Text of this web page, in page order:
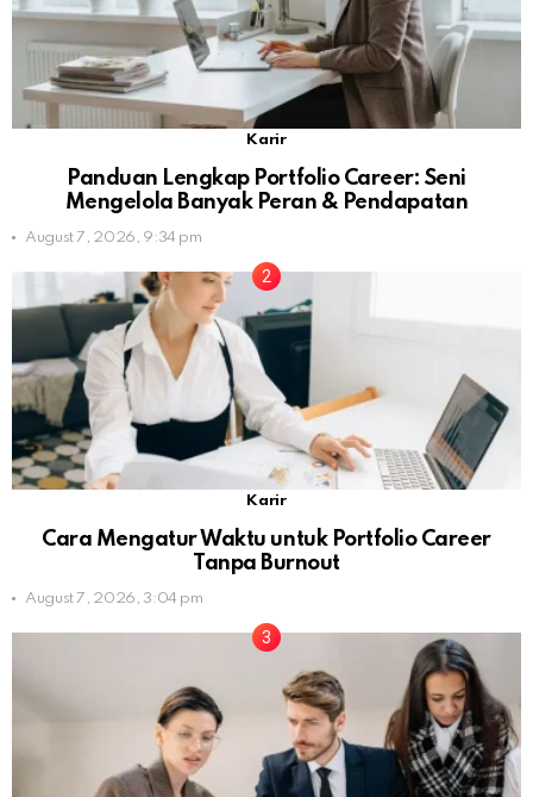
Karir
Panduan Lengkap Portfolio Career: Seni
Mengelola Banyak Peran & Pendapatan
August 7, 2026, 9:34 pm
Karir
Cara Mengatur Waktu untuk Portfolio Career
Tanpa Burnout
August 7, 2026, 3:04 pm